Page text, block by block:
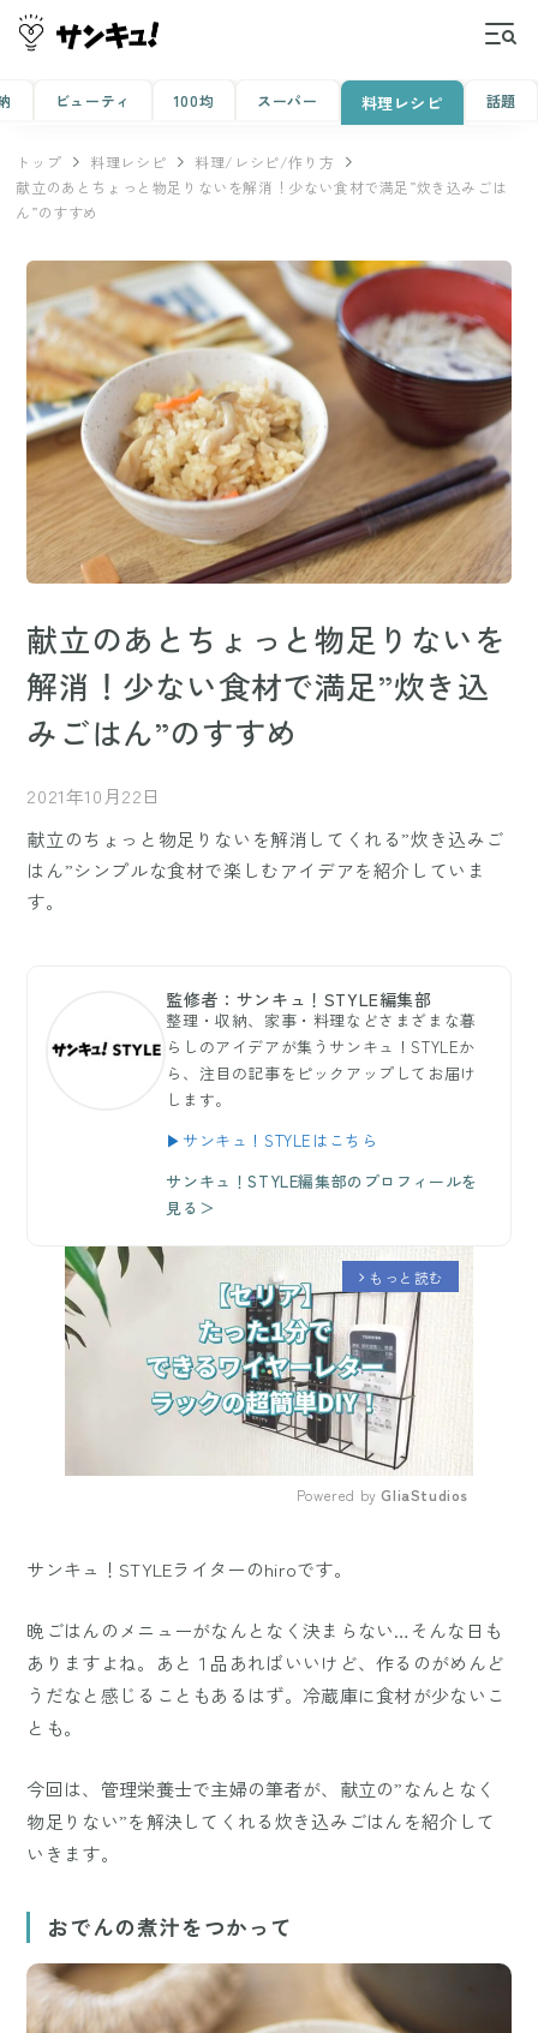
ビューティ 100均 スーパー 料理レシピ 話題
トップ 料理レシピ
料理/レシピ/作り方
献立のあとちょっと物足りないを解消！少ない食材で満足”炊き込みごは
ん”のすすめ
献立のあとちょっと物足りないを
解消！少ない食材で満足”炊き込
みごはん”のすすめ
2021年10月22日
献立のちょっと物足りないを解消してくれる”炊き込みご
はん”シンプルな食材で楽しむアイデアを紹介していま
す。
監修者：サンキュ！STYLE編集部
整理・収納、家事・料理などさまざまな暮
らしのアイデアが集うサンキュ！STYLEか
ら、注目の記事をピックアップしてお届け
します。
▶サンキュ！STYLEはこちら
サンキュ！STYLE編集部のプロフィールを
見る＞
arrow_forward_ios もっと読む
Powered by GliaStudios
サンキュ！STYLEライターのhiroです。
晩ごはんのメニューがなんとなく決まらない…そんな日も
ありますよね。あと１品あればいいけど、作るのがめんど
うだなと感じることもあるはず。冷蔵庫に食材が少ないこ
とも。
今回は、管理栄養士で主婦の筆者が、献立の”なんとなく
物足りない”を解決してくれる炊き込みごはんを紹介して
いきます。
おでんの煮汁をつかって